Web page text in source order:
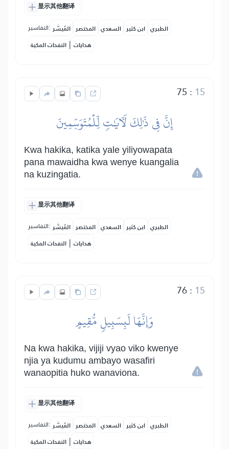
显示其他翻译
التفاسير: المُيسَّر المختصر السعدي ابن كثير الطبري
النفحات المكية | هدايات
75 : 15
إِنَّ فِي ذَٰلِكَ لَأٓيَٰتٖ لِّلۡمُتَوَسِّمِينَ
Kwa hakika, katika yale yiliyowapata
pana mawaidha kwa wenye kuangalia
na kuzingatia.
显示其他翻译
التفاسير: المُيسَّر المختصر السعدي ابن كثير الطبري
النفحات المكية | هدايات
76: 15
وَإِنَّهَا لَبِسَبِيلٖ مُّقِيمٍ
Na kwa hakika, vijiji vyao viko kwenye
njia ya kudumu ambayo wasafiri
wanaopitia huko wanaviona.
显示其他翻译
التفاسير: المُيسَّر المختصر السعدي ابن كثير الطبري
النفحات المكية | هدايات